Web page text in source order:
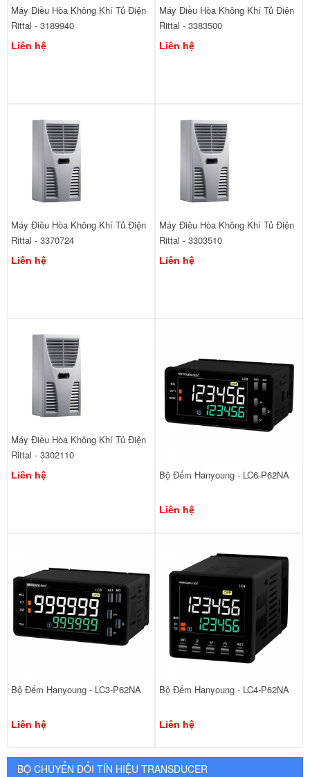
Máy Điều Hòa Không Khí Tủ Điện
Rittal - 3189940
Liên hệ
Máy Điều Hòa Không Khí Tủ Điện
Rittal - 3383500
Liên hệ
Máy Điều Hòa Không Khí Tủ Điện
Rittal - 3370724
Liên hệ
Máy Điều Hòa Không Khí Tủ Điện
Rittal - 3303510
Liên hệ
Máy Điều Hòa Không Khí Tủ Điện
Rittal - 3302110
Liên hệ Bộ Đếm Hanyoung - LC6-P62NA
Liên hệ
Bộ Đếm Hanyoung - LC3-P62NA
Liên hệ
Bộ Đếm Hanyoung - LC4-P62NA
Liên hệ
BỘ CHUYỂN ĐỔI TÍN HIỆU TRANSDUCER